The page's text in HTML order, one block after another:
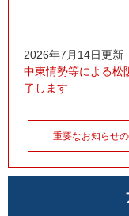
2026年7月14日更新
中東情勢等による松
了します
重要なお知らせ